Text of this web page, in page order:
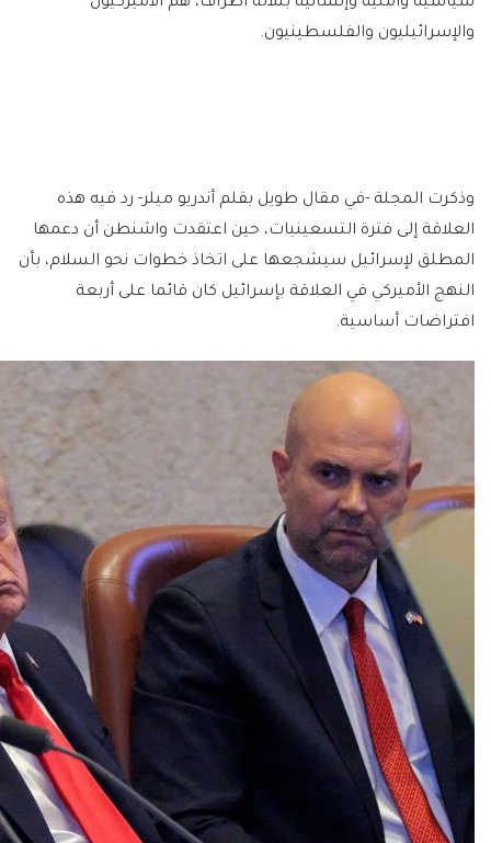
والإسرائيليون والفلسطينيون.
وذكرت المجلة -في مقال طويل بقلم أندريو ميلر- رد فيه هذه
العلاقة إلى فترة التسعينيات، حين اعتقدت واشنطن أن دعمها
المطلق لإسرائيل سيشجعها على اتخاذ خطوات نحو السلام، بأن
النهج الأميركي في العلاقة بإسرائيل كان قائما على أربعة
افتراضات أساسية.